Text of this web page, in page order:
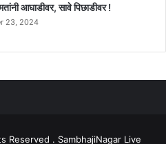
आघाडीवर, सावे पिछाडीवर !
23, 2024
Reserved . SambhajiNagar Live